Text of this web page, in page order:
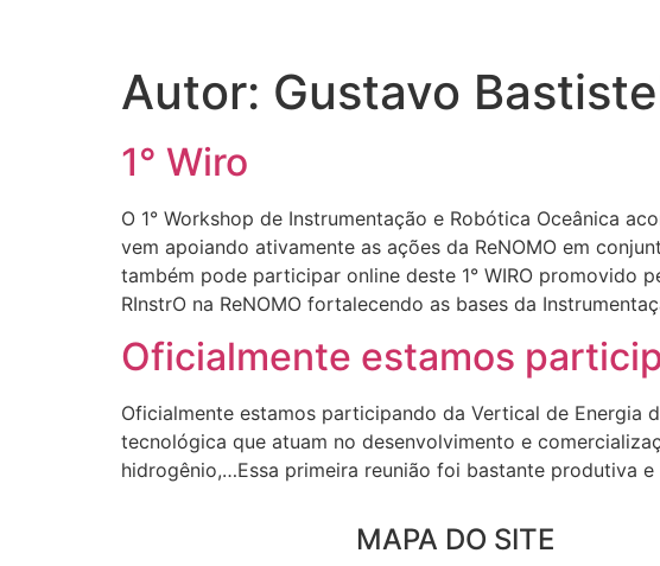
Autor: Gustavo
1° Wiro
O 1° Workshop de Instrumentação e Robótica Oceânica
vem apoiando ativamente as ações da ReNOMO em
também pode participar online deste 1° WIRO promovido
RInstrO na ReNOMO fortalecendo as bases da
Oficialmente estamos
Oficialmente estamos participando da Vertical de Energia
tecnológica que atuam no desenvolvimento e
hidrogênio,…Essa primeira reunião foi bastante produtiva
MAPA DO SITE